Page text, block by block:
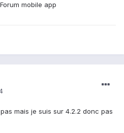
mobile app
mais je suis sur 4.2.2 donc pas